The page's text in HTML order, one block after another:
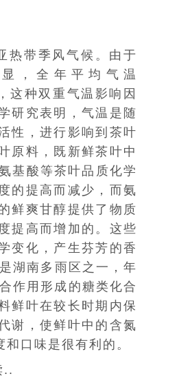
热带季风气候 。由于
，全年平均气温
种双重气温影响因
研究表明，气温是随
性，进行影响到茶叶
原料，既新鲜茶叶中
基酸等茶叶品质化学
的提高而减少，而氨
鲜爽甘醇提供了物质
提高而增加的。这些
变化，产生芬芳的香
湖南多雨区之一，年
作用形成的糖类化合
鲜叶在较长时期内保
谢，使鲜叶中的含氮
口味是很有利的。
..